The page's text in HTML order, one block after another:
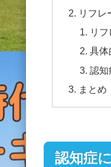
リフレ
リ
具体
認知
まとめ
認知症